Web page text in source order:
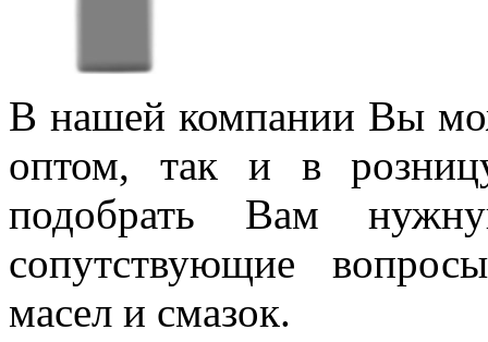
В нашей компании Вы
оптом, так и в
подобрать Вам
сопутствующие
масел и смазок.